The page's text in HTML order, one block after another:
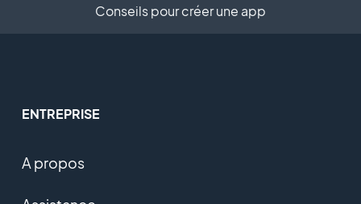
Conseils pour créer une app
ENTREPRISE
A propos